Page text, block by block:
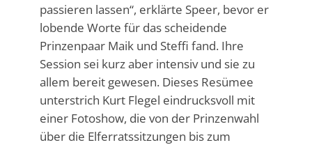
passieren lassen“, erklärte Speer, bevor er
lobende Worte für das scheidende
Prinzenpaar Maik und Steffi fand. Ihre
Session sei kurz aber intensiv und sie zu
allem bereit gewesen. Dieses Resümee
unterstrich Kurt Flegel eindrucksvoll mit
einer Fotoshow, die von der Prinzenwahl
über die Elferratssitzungen bis zum